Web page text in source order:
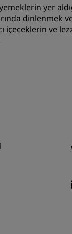
yer
ve